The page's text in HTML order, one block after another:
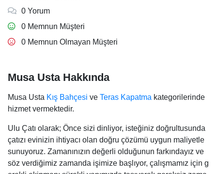
0 Yorum
0 Memnun Müşteri
0 Memnun Olmayan Müşteri
Musa Usta Hakkında
Musa Usta Kış Bahçesi ve Teras Kapatma kategorilerinde
hizmet vermektedir.
Ulu Çatı olarak; Önce sizi dinliyor, isteğiniz doğrultusunda
çatızı evinizin ihtiyacı olan doğru çözümü uygun maliyetle
sunuyoruz. Zamanınızın değerli olduğunun farkındayız ve
söz verdiğimiz zamanda işimize başlıyor, çalışmamız için g